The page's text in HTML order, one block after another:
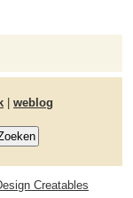
weblog
Creatables